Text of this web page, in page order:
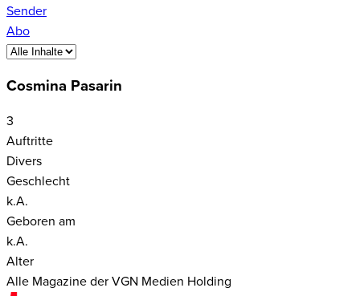
Sender
Abo
Cosmina Pasarin
3
Auftritte
Divers
Geschlecht
k.A.
Geboren am
k.A.
Alter
Alle Magazine der VGN Medien Holding